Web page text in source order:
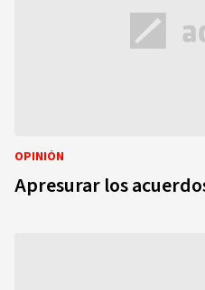
OPINIÓN
Apresurar los